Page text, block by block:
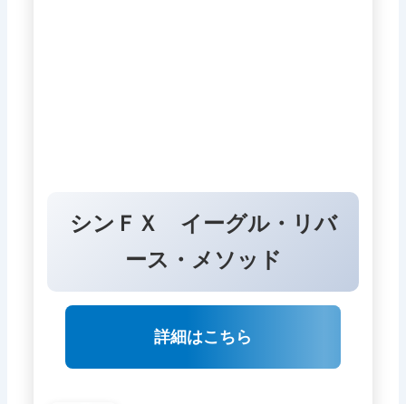
シンＦＸ イーグル・リバ
ース・メソッド
詳細はこちら